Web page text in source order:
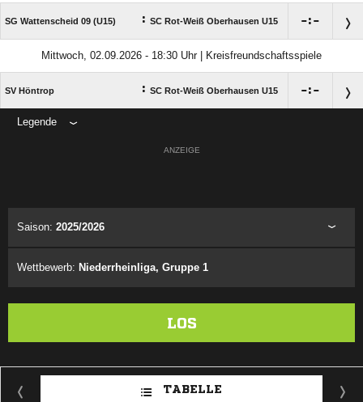
SG Wattenscheid 09 (U15) : SC Rot-Weiß Oberhausen U15 :
Mittwoch, 02.09.2026 - 18:30 Uhr | Kreisfreundschaftsspiele
SV Höntrop : SC Rot-Weiß Oberhausen U15 :
Legende
ANZEIGE
Saison: 2025/2026
Wettbewerb: Niederrheinliga, Gruppe 1
LOS
TABELLE